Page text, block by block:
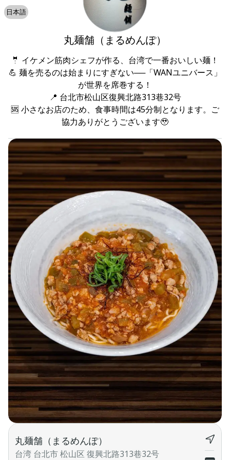
日本語
丸麺舗（まるめんぽ）
🤵 イケメン筋肉シェフが作る、台湾で一番おいしい麺！
💪 麺を売るのは始まりにすぎない──「WANユニバース」
が世界を席巻する！
📍 台北市松山区復興北路313巷32号
🆘 小さなお店のため、食事時間は45分制となります。ご
協力ありがとうございます🥹
丸麺舗（まるめんぽ）
台湾 台北市 松山区 復興北路313巷32号